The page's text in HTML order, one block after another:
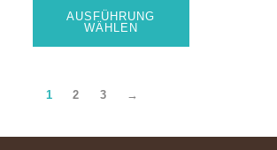
AUSFÜHRUNG
WÄHLEN
1 2 3 →